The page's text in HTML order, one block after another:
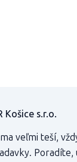
Košice s.r.o.
veľmi teší,